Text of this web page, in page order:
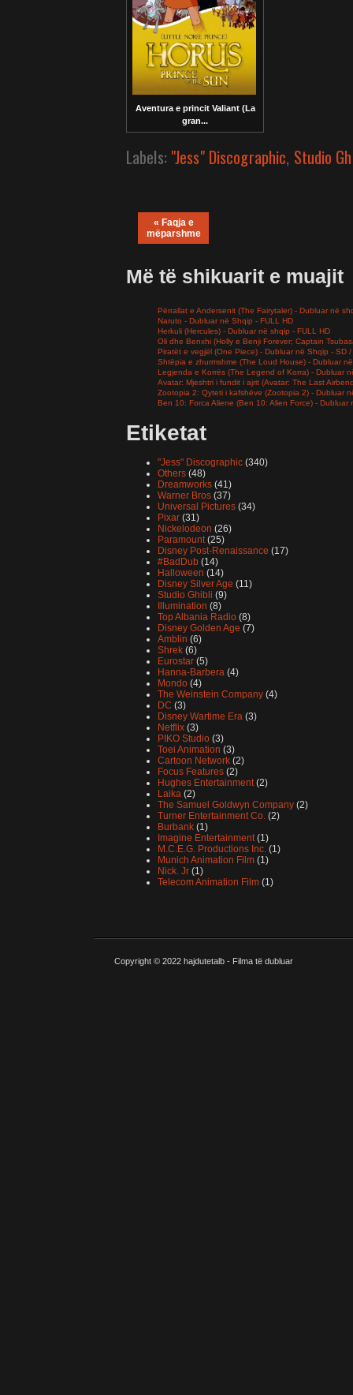
Aventura e princit Valiant (La
gran...
Labels: "Jess" Discographic, Studio
« Faqja e
mëparshme
Më të shikuarit e muajit
Përrallat e Andersenit (The Fairytaler) - Dubluar në
Naruto - Dubluar në Shqip - FULL HD
Herkuli (Hercules) - Dubluar në shqip - FULL HD
Oli dhe Benxhi (Holly e Benji Forever; Captain
Piratët e vegjël (One Piece) - Dubluar në Shqip - SD /
Shtëpia e zhurmshme (The Loud House) - Dubluar
Legjenda e Korrës (The Legend of Korra) - Dubluar
Avatar: Mjeshtri i fundit i ajrit (Avatar: The Last
Zootopia 2: Qyteti i kafshëve (Zootopia 2) - Dubluar
Ben 10: Forca Aliene (Ben 10: Alien Force) - Dubluar
Etiketat
"Jess" Discographic (340)
Others (48)
Dreamworks (41)
Warner Bros (37)
Universal Pictures (34)
Pixar (31)
Nickelodeon (26)
Paramount (25)
Disney Post-Renaissance (17)
#BadDub (14)
Halloween (14)
Disney Silver Age (11)
Studio Ghibli (9)
Illumination (8)
Top Albania Radio (8)
Disney Golden Age (7)
Amblin (6)
Shrek (6)
Eurostar (5)
Hanna-Barbera (4)
Mondo (4)
The Weinstein Company (4)
DC (3)
Disney Wartime Era (3)
Netflix (3)
PIKO Studio (3)
Toei Animation (3)
Cartoon Network (2)
Focus Features (2)
Hughes Entertainment (2)
Laika (2)
The Samuel Goldwyn Company (2)
Turner Entertainment Co. (2)
Burbank (1)
Imagine Entertainment (1)
M.C.E.G. Productions Inc. (1)
Munich Animation Film (1)
Nick. Jr (1)
Telecom Animation Film (1)
Copyright © 2022 hajdutetalb - Filma të dubluar